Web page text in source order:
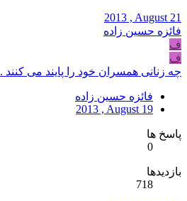
2013 , August 21
فائزه حسین زاده
ف
ف
چه زنانی همسران خود را پایند می کنند .
فائزه حسین زاده
2013 , August 19
پاسخ ها
0
بازدیدها
718